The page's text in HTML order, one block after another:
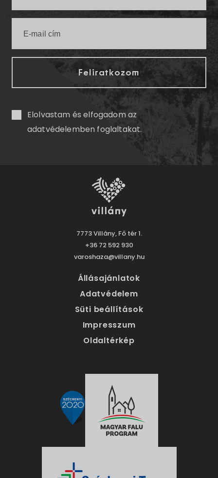
Elolvastam és elfogadom az
adatvédelemben foglaltakat.
7773 Villány, Fő tér 1.
+36 72 592 930
varoshaza@villany.hu
Állásajánlatok
Adatvédelem
Süti beállítások
Impresszum
Oldaltérkép